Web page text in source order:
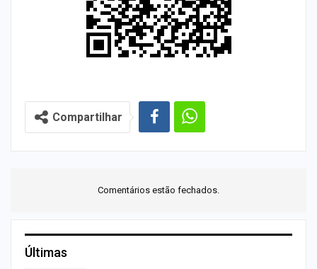
Compartilhar
Comentários estão fechados.
Últimas